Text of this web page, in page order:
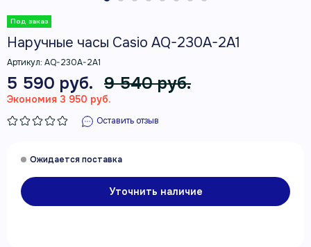
Наручные часы Casio AQ-230A-2A1
Артикул: AQ-230A-2A1
5 590 руб. 9 540 руб.
Экономия 3 950 руб.
Оставить отзыв
Уточнить наличие